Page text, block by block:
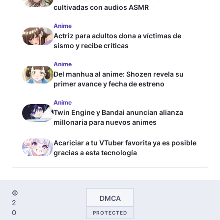
cultivadas con audios ASMR
Anime
Actriz para adultos dona a víctimas de
sismo y recibe críticas
Anime
Del manhua al anime: Shozen revela su
primer avance y fecha de estreno
Anime
Twin Engine y Bandai anuncian alianza
millonaria para nuevos animes
Acariciar a tu VTuber favorita ya es posible
gracias a esta tecnología
©
2
0
DMCA
PROTECTED